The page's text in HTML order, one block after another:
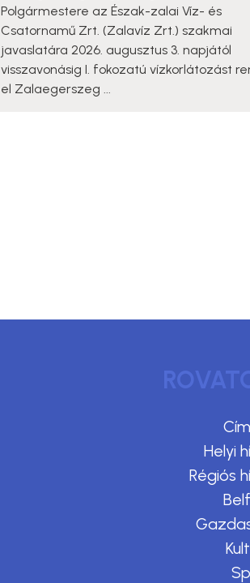
Polgármestere az Észak-zalai Víz- és
Csatornamű Zrt. (Zalavíz Zrt.) szakmai
javaslatára 2026. augusztus 3. napjától
visszavonásig I. fokozatú vízkorlátozást
el Zalaegerszeg ...
Helyi
Régiós